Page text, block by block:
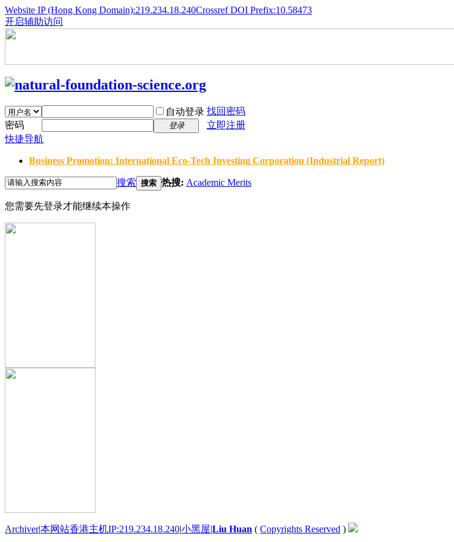
Website IP (Hong Kong Domain):219.234.18.240Crossref DOI Prefix:10.58473
开启辅助访问
自动登录 找回密码
密码
登录
立即注册
快捷导航
Business Promotion: International Eco-Tech Investing Corporation (Industrial Report)
搜索 搜索 热搜: Academic Merits
您需要先登录才能继续本操作
Archiver|本网站香港主机IP:219.234.18.240|小黑屋|Liu Huan ( Copyrights Reserved )